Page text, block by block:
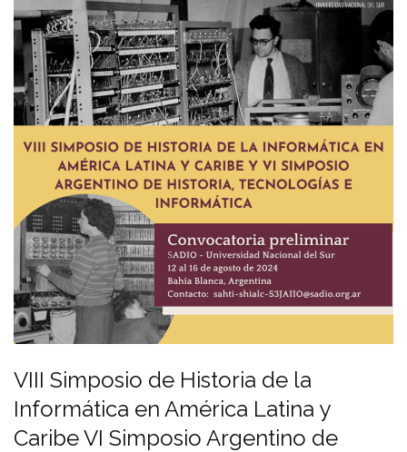
VIII Simposio de Historia de la
Informática en América Latina y
CaribeVI Simposio Argentino de